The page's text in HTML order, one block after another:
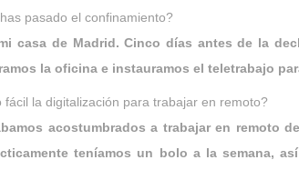
pasado el confinamiento?
casa de Madrid. Cinco días antes de la
la oficina e instauramos el teletrabajo
fácil la digitalización para trabajar en remoto?
acostumbrados a trabajar en remoto
teníamos un bolo a la semana,